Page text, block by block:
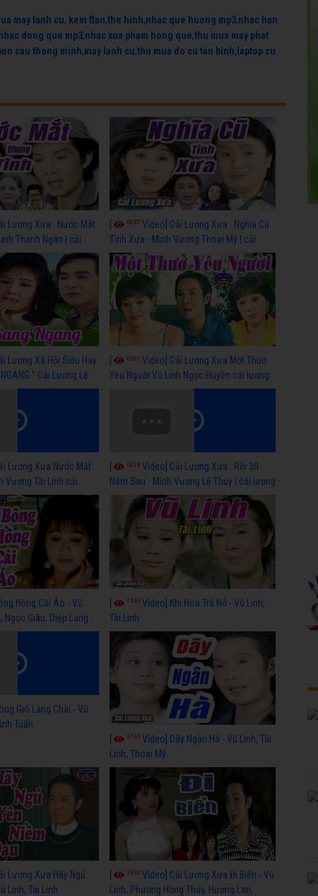
may lanh cu, kem flan,the hinh,nhac que huong mp3,nhac han
dong que mp3,nhac xua pham hong que,thu mua may phat
cau thong minh,may lanh cu,thu mua do cu tan binh, laptop cu
Lương Xưa : Nước Mắt
Thanh Ngân | cải
6047 Video] Cải Lương Xưa : Nghĩa Cũ
Tình Xưa - Minh Vương Thoại Mỹ | cải
lương xã hội hay nhất
Lương Xã Hội Siêu Hay
" Cải Lương Lệ
Hồng Nga
6381 Video] Cải Lương Xưa Một Thuở
Yêu Người Vũ Linh Ngọc Huyền cải lương
Lương Xưa Nước Mắt
Vương Tài Linh cải
6318 Video] Cải Lương Xưa : Rồi 30
Năm Sau - Minh Vương Lệ Thủy | cải lương
xã hội hay nhất
Hồng Cài Áo - Vũ
Ngọc Giàu, Diệp Lang
[ 7343 Video] Khi Hoa Trà Nở - Vũ Linh,
Tài Linh
Gió Làng Chài - Vũ
Tuấn
3765 Video] Dãy Ngân Hà - Vũ Linh, Tài
Linh, Thoại Mỹ
Lương Xưa Hãy Ngủ
Linh, Tài Linh
3962 Video] Cải Lương Xưa Đi Biển - Vũ
Linh, Phương Hồng Thủy, Hương Lan,